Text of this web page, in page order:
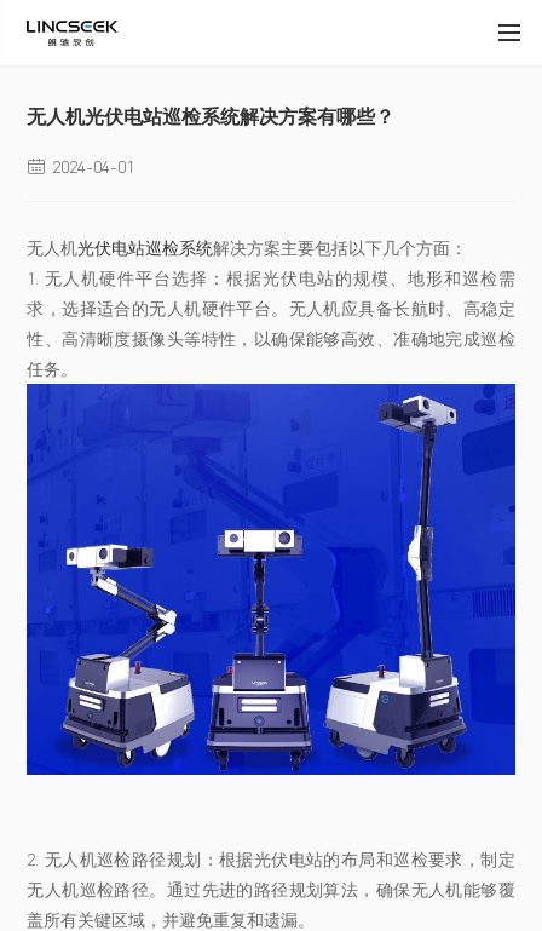
无人机光伏电站巡检系统解决方案有哪些？
 2024-04-01
无人机光伏电站巡检系统解决方案主要包括以下几个方面：
1. 无人机硬件平台选择：根据光伏电站的规模、地形和巡检需
求，选择适合的无人机硬件平台。无人机应具备长航时、高稳定
性、高清晰度摄像头等特性，以确保能够高效、准确地完成巡检
任务。
2. 无人机巡检路径规划：根据光伏电站的布局和巡检要求，制定
无人机巡检路径。通过先进的路径规划算法，确保无人机能够覆
盖所有关键区域，并避免重复和遗漏。